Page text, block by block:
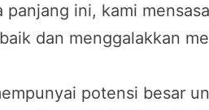
ini, kami
dan menggalakkan
potensi besar